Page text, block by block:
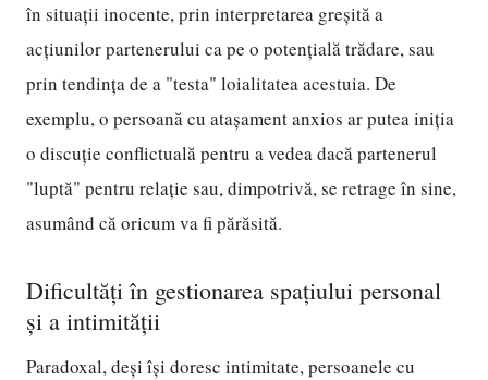
în situații inocente, prin interpretarea greșită a
acțiunilor partenerului ca pe o potențială trădare, sau
prin tendința de a "testa" loialitatea acestuia. De
exemplu, o persoană cu atașament anxios ar putea iniția
o discuție conflictuală pentru a vedea dacă partenerul
"luptă" pentru relație sau, dimpotrivă, se retrage în sine,
asumând că oricum va fi părăsită.
Dificultăți în gestionarea spațiului personal
și a intimității
Paradoxal, deși își doresc intimitate, persoanele cu